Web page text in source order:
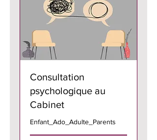
Consultation
psychologique au
Cabinet
Enfant_Ado_Adulte_Parents